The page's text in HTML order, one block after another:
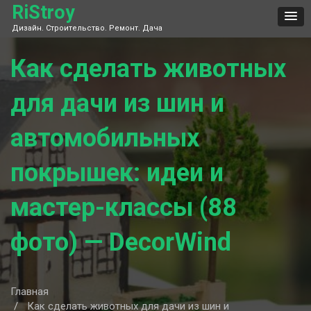
Skip
content
RiStroy
Дизайн. Строительство. Ремонт. Дача
Как сделать животных
для дачи из шин и
автомобильных
покрышек: идеи и
мастер-классы (88
фото) — DecorWind
Главная
Как сделать животных для дачи из шин и